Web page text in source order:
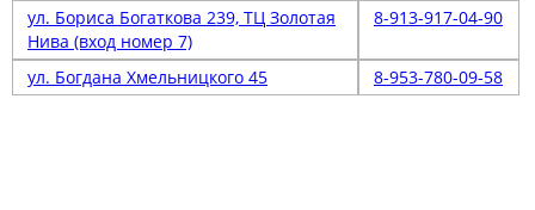
ул. Бориса Богаткова 239, ТЦ Золотая
Нива (вход номер 7)
8-913-917-04-90
ул. Богдана Хмельницкого 45 8-953-780-09-58